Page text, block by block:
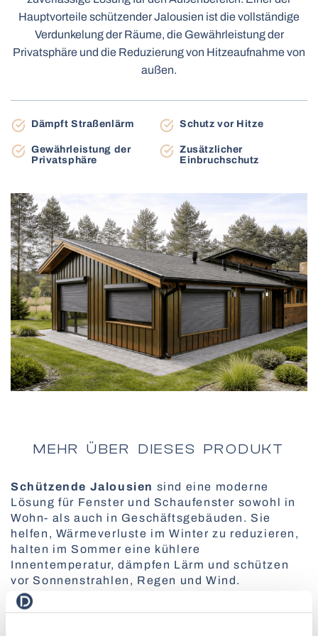
Dachfensterrollos
Fassadenrollos
Elektrische Holzjalousien
Plissee-Jalousien
Plissees für Dachfenster
Elektrische Holzjalousien MOTIONBLINDS
Smarte Steuerung mit SOMFY
Elektrische Vorhangschienen
Plissee-Insektenschutz
Insektenschutztüren
Elektrische Vorhangschienen
Torantriebe
Industrie-Sektionaltore
Sektionaltore mit Verglasung
Terrassenmarkisen
Balkonmarkisen
BBQ-pergolen
Alle Pergolen
Carports
Gartenhäuser
Alle Außenlösungen
Hauptvorteile schützender Jalousien ist die vollständige
Verdunkelung der Räume, die Gewährleistung der
Privatsphäre und die Reduzierung von Hitzeaufnahme von
außen.
Dämpft Straßenlärm Schutz vor Hitze
Gewährleistung der
Privatsphäre
Zusätzlicher
Einbruchschutz
MEHR ÜBER DIESES PRODUKT
Schützende Jalousien sind eine moderne
Lösung für Fenster und Schaufenster sowohl in
Wohn- als auch in Geschäftsgebäuden. Sie
helfen, Wärmeverluste im Winter zu reduzieren,
halten im Sommer eine kühlere
Innentemperatur, dämpfen Lärm und schützen
vor Sonnenstrahlen, Regen und Wind.
Zusätzlich bieten sie Schutz vor möglichen
Einbrüchen. Die Jalousien bestehen aus